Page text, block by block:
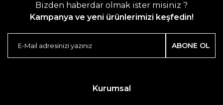
Bizden haberdar olmak ister misiniz ?
Kampanya ve yeni ürünlerimizi keşfedin!
ABONE OL
Kurumsal